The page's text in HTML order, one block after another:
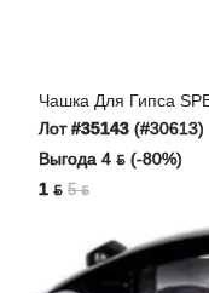
Чашка Для Гипса
Лот#35143 (#30613)
Выгода 4 ƃ (-80%)
1 ƃ 5 ƃ